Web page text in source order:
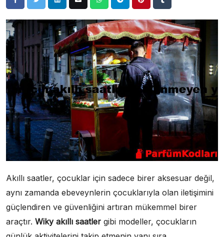
Akıllı saatler, çocuklar için sadece birer aksesuar değil,
aynı zamanda ebeveynlerin çocuklarıyla olan iletişimini
güçlendiren ve güvenliğini artıran mükemmel birer
araçtır. Wiky akıllı saatler gibi modeller, çocukların